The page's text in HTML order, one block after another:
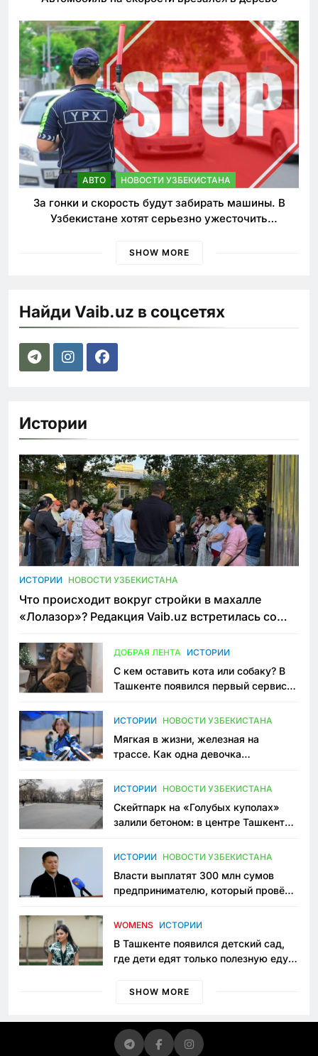
АВТО НОВОСТИ УЗБЕКИСТАНА
За гонки и скорость будут забирать машины. В
Узбекистане хотят серьезно ужесточить
SHOW MORE
Найди Vaib.uz в соцсетях
Истории
ИСТОРИИ НОВОСТИ УЗБЕКИСТАНА
Что происходит вокруг стройки в махалле
«Лолазор»? Редакция Vaib.uz встретилась со
ДОБРАЯ ЛЕНТА ИСТОРИИ
С кем оставить кота или собаку? В
Ташкенте появился первый сервис
ИСТОРИИ НОВОСТИ УЗБЕКИСТАНА
Мягкая в жизни, железная на
трассе. Как одна девочка
Узбекистане
ИСТОРИИ НОВОСТИ УЗБЕКИСТАНА
Скейтпарк на «Голубых куполах»
залили бетоном: в центре Ташкента
пространство
ИСТОРИИ НОВОСТИ УЗБЕКИСТАНА
Власти выплатят 300 млн сумов
предпринимателю, который провёл
приговору
WOMENS ИСТОРИИ
В Ташкенте появился детский сад,
где дети едят только полезную еду.
просить «кашу без сахара»
SHOW MORE